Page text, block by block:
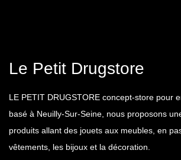
Le Petit Drugstore
LE PETIT DRUGSTORE concept-store pour
basé à Neuilly-Sur-Seine, nous proposons
produits allant des jouets aux meubles, en
vêtements, les bijoux et la décoration.